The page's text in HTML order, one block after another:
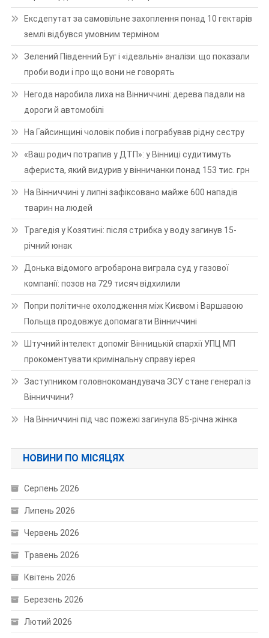
Ексдепутат за самовільне захоплення понад 10 гектарів
землі відбувся умовним терміном
Зелений Південний Буг і «ідеальні» аналізи: що показали
проби води і про що вони не говорять
Негода наробила лиха на Вінниччині: дерева падали на
дороги й автомобілі
На Гайсинщині чоловік побив і пограбував рідну сестру
«Ваш родич потрапив у ДТП»: у Вінниці судитимуть
афериста, який видурив у вінничанки понад 153 тис. грн
На Вінниччині у липні зафіксовано майже 600 нападів
тварин на людей
Трагедія у Козятині: після стрибка у воду загинув 15-
річний юнак
Донька відомого агробарона виграла суд у газової
компанії: позов на 729 тисяч відхилили
Попри політичне охолодження між Києвом і Варшавою
Польща продовжує допомагати Вінниччині
Штучний інтелект допоміг Вінницькій єпархії УПЦ МП
прокоментувати кримінальну справу ієрея
Заступником головнокомандувача ЗСУ стане генерал із
Вінниччини?
На Вінниччині під час пожежі загинула 85-річна жінка
НОВИНИ ПО МІСЯЦЯХ
Серпень 2026
Липень 2026
Червень 2026
Травень 2026
Квітень 2026
Березень 2026
Лютий 2026